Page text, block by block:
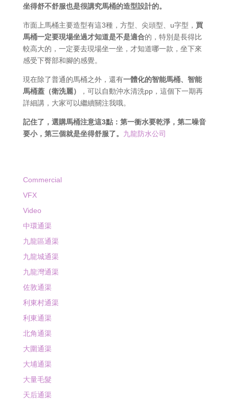
坐得舒不舒服也是很講究馬桶的造型設計的。
市面上馬桶主要造型有這3種，方型、尖頭型、u字型， 買
馬桶一定要現場坐過才知道是不是適合的，特別是長得比
較高大的，一定要去現場坐一坐，才知道哪一款，坐下來
感受下臀部和腳的感覺。
現在除了普通的馬桶之外，還有一體化的智能馬桶、智能
馬桶蓋（衛洗麗）
，可以自動沖水清洗pp，這個下一期再
詳細講，大家可以繼續關注我哦。
記住了，選購馬桶注意這3點：第一衝水要乾淨，第二噪音
要小，第三個就是坐得舒服了。 九龍防水公司
Commercial
VFX
Video
中環通渠
九龍區通渠
九龍城通渠
九龍灣通渠
佐敦通渠
利東村通渠
利東通渠
北角通渠
大圍通渠
大埔通渠
大量毛髮
天后通渠